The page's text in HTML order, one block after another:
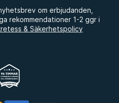
om erbjudanden,
rekommendationer 1-2 ggr i
& Säkerhetspolicy